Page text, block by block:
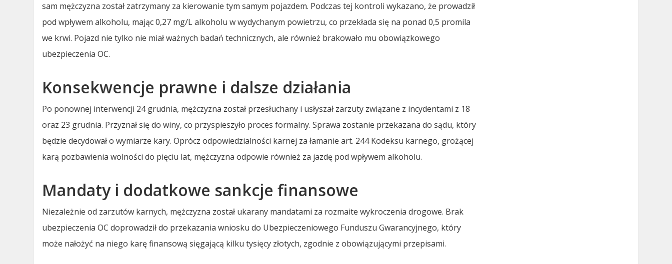
sam mężczyzna został zatrzymany za kierowanie tym samym pojazdem. Podczas tej kontroli wykazano, że prowadził
pod wpływem alkoholu, mając 0,27 mg/L alkoholu w wydychanym powietrzu, co przekłada się na ponad 0,5 promila
we krwi. Pojazd nie tylko nie miał ważnych badań technicznych, ale również brakowało mu obowiązkowego
ubezpieczenia OC.
Konsekwencje prawne i dalsze działania
Po ponownej interwencji 24 grudnia, mężczyzna został przesłuchany i usłyszał zarzuty związane z incydentami z 18
oraz 23 grudnia. Przyznał się do winy, co przyspieszyło proces formalny. Sprawa zostanie przekazana do sądu, który
będzie decydował o wymiarze kary. Oprócz odpowiedzialności karnej za łamanie art. 244 Kodeksu karnego, grożącej
karą pozbawienia wolności do pięciu lat, mężczyzna odpowie również za jazdę pod wpływem alkoholu.
Mandaty i dodatkowe sankcje finansowe
Niezależnie od zarzutów karnych, mężczyzna został ukarany mandatami za rozmaite wykroczenia drogowe. Brak
ubezpieczenia OC doprowadził do przekazania wniosku do Ubezpieczeniowego Funduszu Gwarancyjnego, który
może nałożyć na niego karę finansową sięgającą kilku tysięcy złotych, zgodnie z obowiązującymi przepisami.